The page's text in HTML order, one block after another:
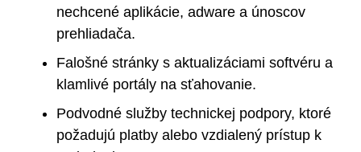
nechcené aplikácie, adware a únoscov
prehliadača.
Falošné stránky s aktualizáciami softvéru a
klamlivé portály na sťahovanie.
Podvodné služby technickej podpory, ktoré
požadujú platby alebo vzdialený prístup k